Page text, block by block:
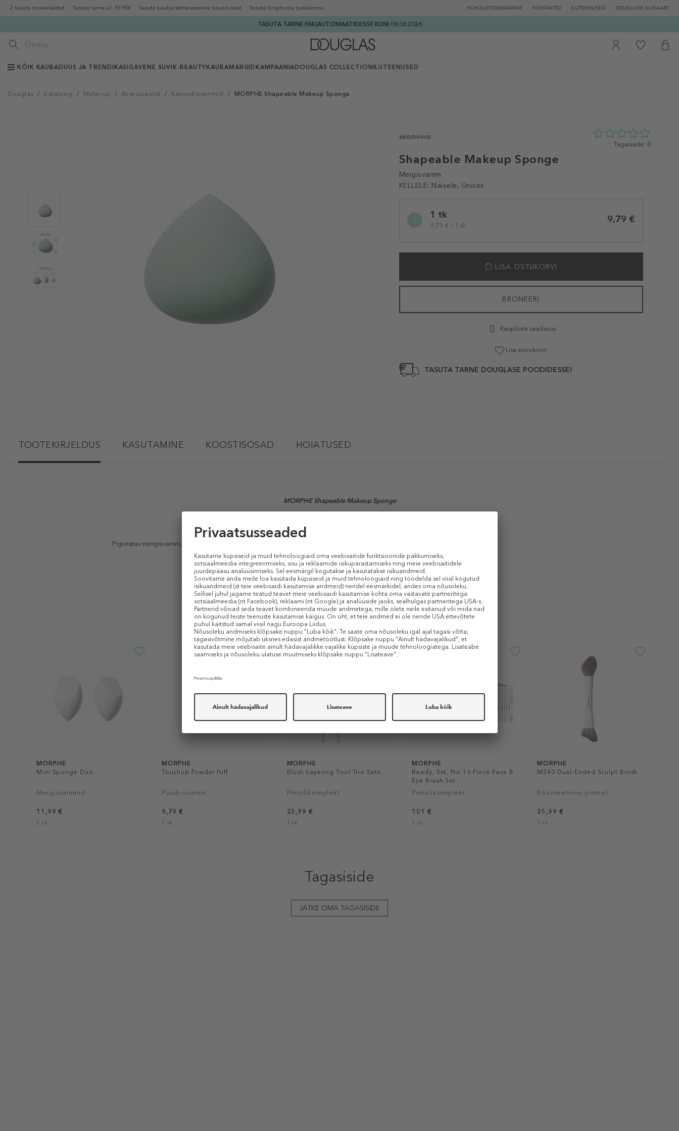
2 tasuta tootenäidist Tasuta tarne al. 39,95€ Tasuta kauba kättesaamine kauplusest Tasuta kingituste pakkimine KOHALETOIMETAMINE KONTAKTID ILUTEENUSED DOUGLASE ILUKAART
TASUTA TARNE PAKIAUTOMAATIDESSE KUNI 09.08.2026
KÕIK KAUBADUUS JA TRENDIKAS IGAVENE SUVI K-BEAUTY KAUBAMÄRGID KAMPAANIADOUGLAS COLLECTION ILUTEENUSED
Douglas / Kataloog / Make-up / Aksessuaarid / Käsnad/svammid / MORPHE Shapeable Makeup Sponge
Shapeable Makeup Sponge
Meigisvamm
KELLELE: Naisele, Unisex
0
Tagasiside: 0
variation1 tk
9,79 € / 1 tk.
9,79 €
LISA OSTUKORVI
BRONEERI
Kaupluste saadavus
Lisa soovikorvi
TASUTA TARNE DOUGLASE POODIDESSE!
TOOTEKIRJELDUS KASUTAMINE KOOSTISOSAD HOIATUSED
MORPHE Shapeable Makeup Sponge
Pigistatav meigisvamm, mis võimaldab kohandada selle kuju kiireks näo- ja põsetoodete peale kandmiseks.
Sarnased tooted
MORPHE
Mini Sponge Duo
Meigisvammid
11,99 €
2 tk
MORPHE
Touchup Powder Puff
Puudrisvamm
9,79 €
1 tk
MORPHE
Blush Layering Tool Trio Sets
Pintslikomplekt
23,99 €
1 tk
MORPHE
Ready, Set, Pro 16-Piece Face &
Eye Brush Set
Pintslikomplekt
101 €
1 tk
MORPHE
M240 Dual-Ended Sculpt Brush
Kosmeetiline pintsel
25,99 €
1 tk
Tagasiside
JÄTKE OMA TAGASISIDE